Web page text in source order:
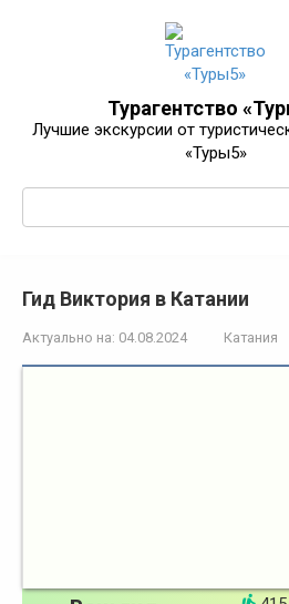
Турагентство
Лучшие экскурсии от
«Туры5»
Гид Виктория в Катании
Актуально на: 04.08.2024 Катания